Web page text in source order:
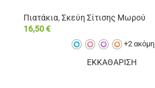
Πιατάκια, Σκεύη Σίτισης Μωρού
16,50€
+2 ακόμη
ΕΚΚΑΘΑΡΙΣΗ